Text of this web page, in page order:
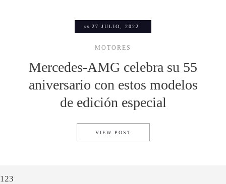
on 27 JULIO, 2022
MOTORES
Mercedes-AMG celebra su 55
aniversario con estos modelos
de edición especial
VIEW POST
123